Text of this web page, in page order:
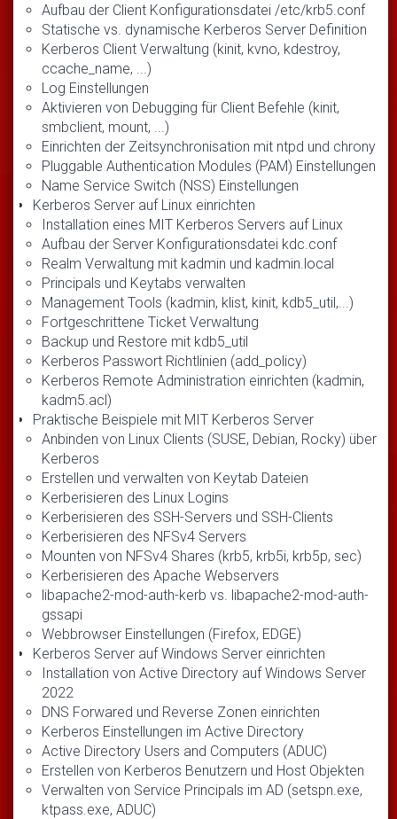
Aufbau der Client Konfigurationsdatei /etc/krb5.conf
Statische vs. dynamische Kerberos Server Definition
Kerberos Client Verwaltung (kinit, kvno, kdestroy,
ccache_name, ...)
Log Einstellungen
Aktivieren von Debugging für Client Befehle (kinit,
smbclient, mount, ...)
Einrichten der Zeitsynchronisation mit ntpd und chrony
Pluggable Authentication Modules (PAM) Einstellungen
Name Service Switch (NSS) Einstellungen
Kerberos Server auf Linux einrichten
Installation eines MIT Kerberos Servers auf Linux
Aufbau der Server Konfigurationsdatei kdc.conf
Realm Verwaltung mit kadmin und kadmin.local
Principals und Keytabs verwalten
Management Tools (kadmin, klist, kinit, kdb5_util,...)
Fortgeschrittene Ticket Verwaltung
Backup und Restore mit kdb5_util
Kerberos Passwort Richtlinien (add_policy)
Kerberos Remote Administration einrichten (kadmin,
kadm5.acl)
Praktische Beispiele mit MIT Kerberos Server
Anbinden von Linux Clients (SUSE, Debian, Rocky) über
Kerberos
Erstellen und verwalten von Keytab Dateien
Kerberisieren des Linux Logins
Kerberisieren des SSH-Servers und SSH-Clients
Kerberisieren des NFSv4 Servers
Mounten von NFSv4 Shares (krb5, krb5i, krb5p, sec)
Kerberisieren des Apache Webservers
libapache2-mod-auth-kerb vs. libapache2-mod-auth-
gssapi
Webbrowser Einstellungen (Firefox, EDGE)
Kerberos Server auf Windows Server einrichten
Installation von Active Directory auf Windows Server
2022
DNS Forwared und Reverse Zonen einrichten
Kerberos Einstellungen im Active Directory
Active Directory Users and Computers (ADUC)
Erstellen von Kerberos Benutzern und Host Objekten
Verwalten von Service Principals im AD (setspn.exe,
ktpass.exe, ADUC)